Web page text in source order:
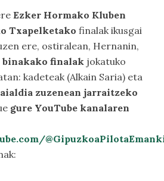
Ezker Hormako Kluben
Txapelketako finalak ikusgai
ere, ostiralean, Hernanin,
binakako finalak jokatuko
kadeteak (Alkain Saria) eta
zuzenean jarraitzeko
gure YouTube kanalaren